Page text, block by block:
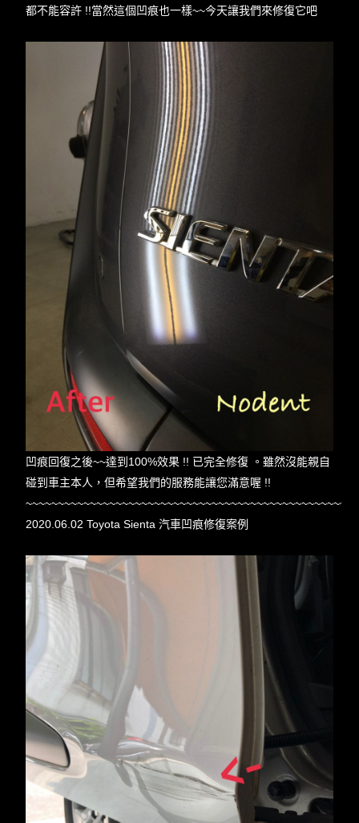
都不能容許 !!當然這個凹痕也一樣~~今天讓我們來修復它吧
凹痕回復之後~~達到100%效果 !! 已完全修復 。雖然沒能親自
碰到車主本人，但希望我們的服務能讓您滿意喔 !!
2020.06.02 Toyota Sienta 汽車凹痕修復案例